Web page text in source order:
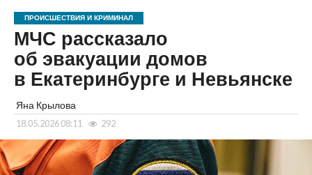
ПРОИСШЕСТВИЯ И КРИМИНАЛ
МЧС рассказало
об эвакуации домов
в Екатеринбурге и Невьянске
Яна Крылова
18.05.2026 08:11 292